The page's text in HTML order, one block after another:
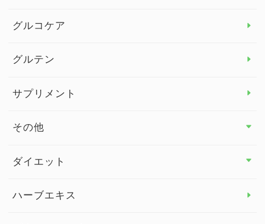
グルコケア
グルテン
サプリメント
その他
その他 トップ
ダイエット
ダイエット トップ
ハーブエキス